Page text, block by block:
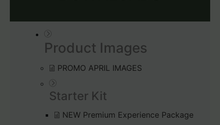
Product Images
PROMO APRIL IMAGES
Starter Kit
NEW Premium Experience Package